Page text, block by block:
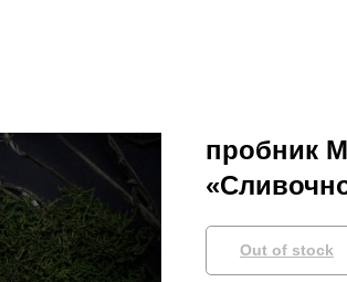
пробник
Out of stock